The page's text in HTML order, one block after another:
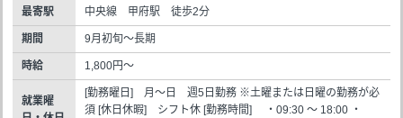
最寄駅 中央線 甲府駅 徒歩2分
期間 9月初旬～長期
時給 1,800円～
就業曜
[勤務曜日] 月～日 週5日勤務 ※土曜または日曜の勤務が必
須 [休日休暇] シフト休 [勤務時間] ・09:30 ～ 18:00 ・